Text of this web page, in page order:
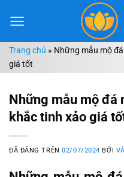
đến
dungTrang chủ » Những mẫu mộ
giá tốt
Những mẫu mộ đá
khắc tinh xảo giá
ĐÃ ĐĂNG TRÊN02/07/2024 BỞI